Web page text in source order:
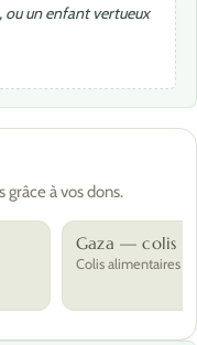
ou un enfant vertueux
à vos dons.
Gaza — colis
Colis alimentaires